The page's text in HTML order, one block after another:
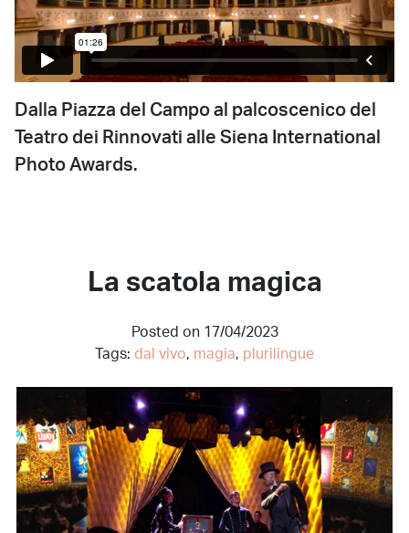
Dalla Piazza del Campo al palcoscenico del
Teatro dei Rinnovati alle Siena International
Photo Awards.
La scatola magica
Posted on 17/04/2023
Tags: dal vivo, magia, plurilingue